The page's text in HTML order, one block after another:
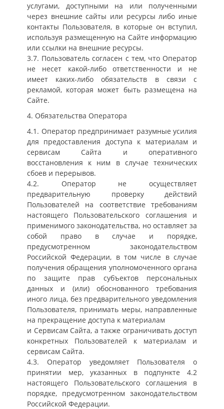
услугами, доступными на или полученными
через внешние сайты или ресурсы либо иные
контакты Пользователя, в которые он вступил,
используя размещенную на Сайте информацию
или ссылки на внешние ресурсы.
3.7. Пользователь согласен с тем, что Оператор
не несет какой-либо ответственности и не
имеет каких-либо обязательств в связи с
рекламой, которая может быть размещена на
Сайте.
4. Обязательства Оператора
4.1. Оператор предпринимает разумные усилия
для предоставления доступа к материалам и
сервисам Сайта и оперативного
восстановления к ним в случае технических
сбоев и перерывов.
4.2. Оператор не осуществляет
предварительную проверку действий
Пользователей на соответствие требованиям
настоящего Пользовательского соглашения и
применимого законодательства, но оставляет за
собой право в случае и порядке,
предусмотренном законодательством
Российской Федерации, в том числе в случае
получения обращения уполномоченного органа
по защите прав субъектов персональных
данных и (или) обоснованного требования
иного лица, без предварительного уведомления
Пользователя, принимать меры, направленные
на прекращение доступа к материалам
и Сервисам Сайта, а также ограничивать доступ
конкретных Пользователей к материалам и
сервисам Сайта.
4.3. Оператор уведомляет Пользователя о
принятии мер, указанных в подпункте 4.2
настоящего Пользовательского соглашения в
порядке, предусмотренном законодательством
Российской Федерации.